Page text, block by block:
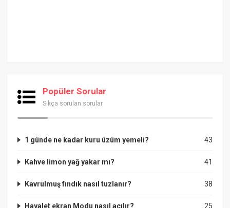
Popüler Sorular
Sıkça sorulan sorular
43
1 günde ne kadar kuru üzüm yemeli?
41
Kahve limon yağ yakar mı?
38
Kavrulmuş fındık nasıl tuzlanır?
25
Hayalet ekran Modu nasıl açılır?